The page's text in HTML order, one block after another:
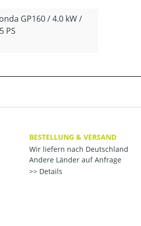
GP160 / 4.0 kW /
PS
BESTELLUNG & VERSAND
Wir liefern nach Deutschland
Andere Länder auf Anfrage
Details